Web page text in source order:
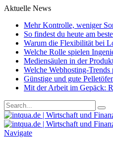
Aktuelle News
Mehr Kontrolle, weniger
So findest du heute am
Warum die Flexibilität bei
Welche Rolle spielen
Mediensäulen in der
Welche Webhosting-
Günstige und gute
Mit der Arbeit im Gepäck:
Navigate